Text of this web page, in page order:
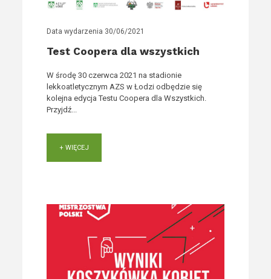
Data wydarzenia 30/06/2021
Test Coopera dla wszystkich
W środę 30 czerwca 2021 na stadionie
lekkoatletycznym AZS w Łodzi odbędzie się
kolejna edycja Testu Coopera dla Wszystkich.
Przyjdź...
+ WIĘCEJ